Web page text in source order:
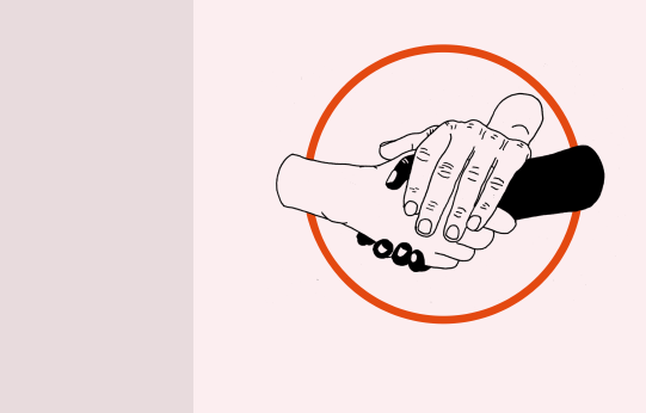
|
roten Flächen auf
gerade von der
Farbflächen
Wohngebiete, „sehr
Hasemann
ZZZ, der
und Kreative
alleinigem,
Schnier, schwarzer
Boots-Anleger